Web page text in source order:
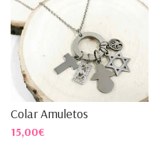
Colar Amuletos
15,00€